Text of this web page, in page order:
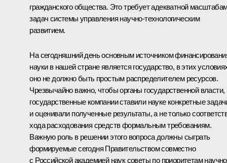
гражданского общества. Это требует адекватной
задач системы управления научно-технологическим
развитием.
На сегодняшний день основным источником
науки в нашей стране является государство, в этих
оно не должно быть простым распределителем ресурсов.
Чрезвычайно важно, чтобы органы государственной власти,
государственные компании ставили науке конкретные
и оценивали полученные результаты, а не только
хода расходования средств формальным требованиям.
Важную роль в решении этого вопроса должны сыграть
формируемые сегодня Правительством совместно
с Российской академией наук советы по приоритетам